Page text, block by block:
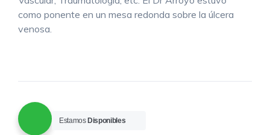
como ponente en un mesa redonda sobre la úlcera
venosa.
Estamos Disponibles